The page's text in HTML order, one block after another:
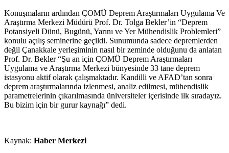
Konuşmaların ardından ÇOMÜ Deprem Araştırmaları Uygulama Ve
Araştırma Merkezi Müdürü Prof. Dr. Tolga Bekler’in “Deprem
Potansiyeli Dünü, Bugünü, Yarını ve Yer Mühendislik Problemleri”
konulu açılış seminerine geçildi. Sunumunda sadece depremlerden
değil Çanakkale yerleşiminin nasıl bir zeminde olduğunu da anlatan
Prof. Dr. Bekler “Şu an için ÇOMÜ Deprem Araştırmaları
Uygulama ve Araştırma Merkezi bünyesinde 33 tane deprem
istasyonu aktif olarak çalışmaktadır. Kandilli ve AFAD’tan sonra
deprem araştırmalarında izlenmesi, analiz edilmesi, mühendislik
parametrelerinin çıkarılmasında üniversiteler içerisinde ilk sıradayız.
Bu bizim için bir gurur kaynağı” dedi.
Kaynak: Haber Merkezi